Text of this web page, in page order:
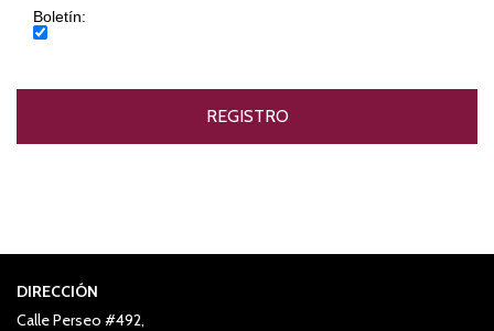
Boletín:
DIRECCIÓN
Calle Perseo #492,